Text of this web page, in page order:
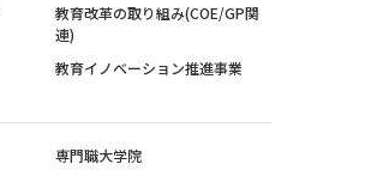
教育改革の取り組み(COE/GP関
連)
教育イノベーション推進事業
専門職大学院